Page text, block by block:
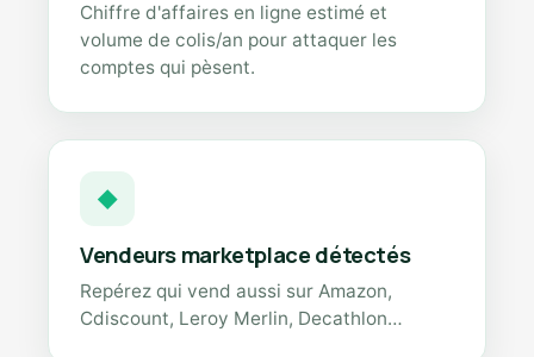
Chiffre d'affaires en ligne estimé et
volume de colis/an pour attaquer les
comptes qui pèsent.
◆
Vendeurs marketplace détectés
Repérez qui vend aussi sur Amazon,
Cdiscount, Leroy Merlin, Decathlon…